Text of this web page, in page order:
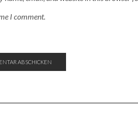
I comment.